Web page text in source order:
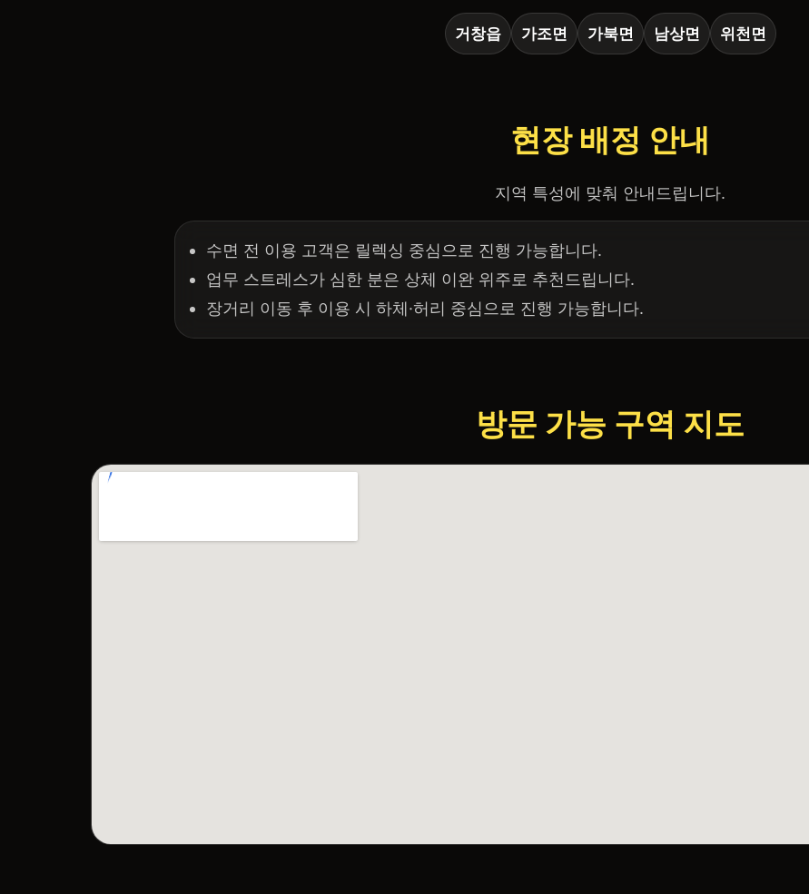
거창읍 가조면 가북면 남상면 위천면
현장 배정 안내
지역 특성에 맞춰 안내드립니다.
수면 전 이용 고객은 릴렉싱 중심으로 진행 가능합니다.
업무 스트레스가 심한 분은 상체 이완 위주로 추천드립니다.
장거리 이동 후 이용 시 하체·허리 중심으로 진행 가능합니다.
방문 가능 구역 지도